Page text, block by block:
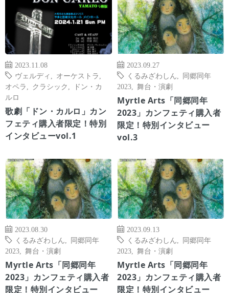
2023.11.08
ヴェルディ
オーケストラ
オペラ
クラシック
ドン・カ
ルロ
歌劇「ドン・カルロ」カン
フェティ購入者限定！特別
インタビューvol.1
2023.09.27
くるみざわしん
同郷同年
2023
舞台・演劇
Myrtle Arts「同郷同年
2023」カンフェティ購入者
限定！特別インタビュー
vol.3
2023.08.30
くるみざわしん
同郷同年
2023
舞台・演劇
Myrtle Arts「同郷同年
2023」カンフェティ購入者
限定！特別インタビュー
2023.09.13
くるみざわしん
同郷同年
2023
舞台・演劇
Myrtle Arts「同郷同年
2023」カンフェティ購入者
限定！特別インタビュー